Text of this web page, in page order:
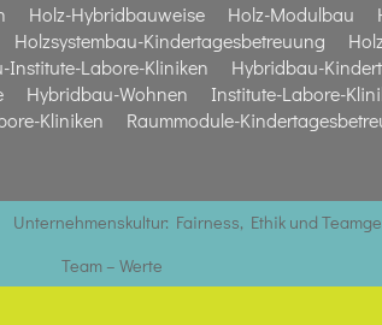
Holz-Hybridbauweise Holz-Modulbau
Holzsystembau-Kindertagesbetreuung
Institute-Labore-Kliniken Hybridbau-
Hybridbau-Wohnen Institute-Labore-
Kliniken Raummodule-
Unternehmenskultur: Fairness, Ethik und
Team – Werte